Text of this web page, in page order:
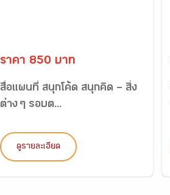
ราคา 850 บาท
สื่อแผนที่ สนุกโค้ด สนุกคิด – สิ่ง
ต่าง ๆ รอบต...
ดูรายละเอียด